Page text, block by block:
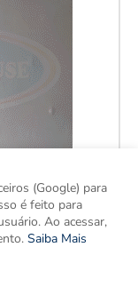
(Google) para
é feito para
Ao acessar,
Saiba Mais